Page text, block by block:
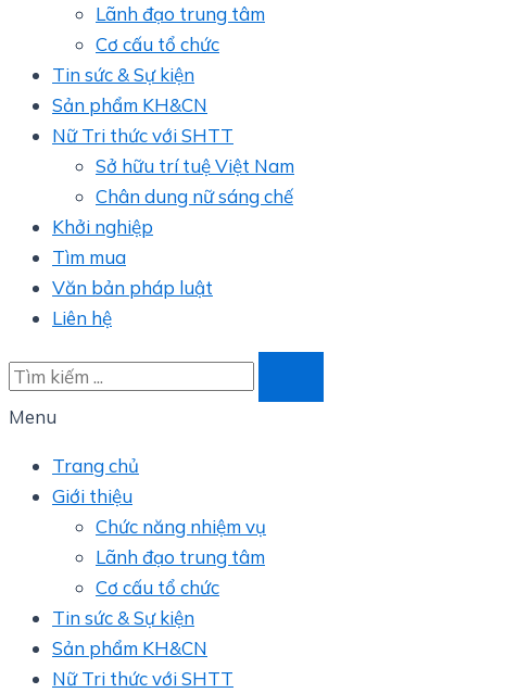
Lãnh đạo trung tâm
Cơ cấu tổ chức
Tin sức & Sự kiện
Sản phẩm KH&CN
Nữ Tri thức với SHTT
Sở hữu trí tuệ Việt Nam
Chân dung nữ sáng chế
Khởi nghiệp
Tìm mua
Văn bản pháp luật
Liên hệ
Menu
Trang chủ
Giới thiệu
Chức năng nhiệm vụ
Lãnh đạo trung tâm
Cơ cấu tổ chức
Tin sức & Sự kiện
Sản phẩm KH&CN
Nữ Tri thức với SHTT